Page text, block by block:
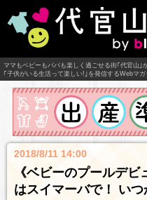
ママもベビーもパパも楽しく過ごせる街｢代官山｣
｢子供がいる生活って楽しい!｣を発信するWebマガ
2018/8/11 14:00
《ベビーのプールデ
はスイマーバで！ い